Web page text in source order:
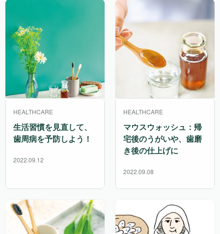
HEALTHCARE
生活習慣を見直して、
歯周病を予防しよう！
2022.09.12
HEALTHCARE
マウスウォッシュ：帰
宅後のうがいや、歯磨
き後の仕上げに
2022.09.08